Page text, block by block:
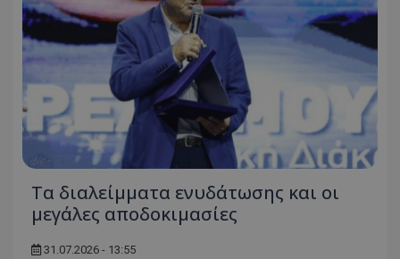
Τα διαλείμματα ενυδάτωσης και οι
μεγάλες αποδοκιμασίες
31.07.2026 - 13:55